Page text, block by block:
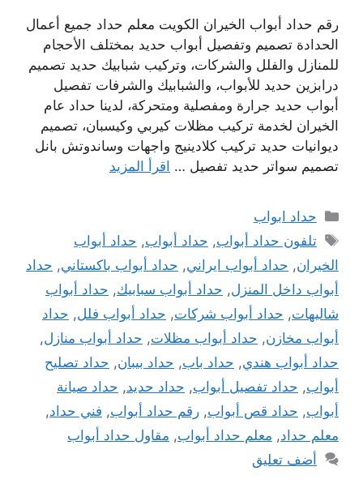
رقم حداد أبواب الخيران الكويت معلم حداد جميع أعمال
الحدادة تصميم وتفصيل أبواب حديد بمختلف الأحجام
للمنازل والفلل والشركات، وتركيب شبابيك حديد تصميم
درابزين حديد للأبواب، والشبابيك والشرفات تفصيل
أبواب حديد جرارة ومفصلية ومتحركة، لدينا حداد عام
الخيران لخدمة تركيب مظلات كيربي وكيسبان، تصميم
ديوانيات حديد تركيب كلادينيج واجهات وساندوتش بانل
تصميم سواتر حديد تفصيل … اقرأ المزيد
التصنيفات
حداد ابواب
الوسوم
تلفون حداد أبواب, حداد أبواب, حداد أبواب
الخيران, حداد أبواب ايراني, حداد أبواب باكستاني, حداد
أبواب داخل المنزل, حداد أبواب سبابيك, حداد أبواب
شاليهات, حداد أبواب شركات, حداد أبواب فلل, حداد
أبواب مخازن, حداد أبواب مظلات, حداد أبواب منازل,
حداد أبواب هندي, حداد باب, حداد بيبان, حداد تصليح
أبواب, حداد تفصيل أبواب, حداد حديد, حداد صيانة
أبواب, حداد قص أبواب, رقم حداد أبواب, فني حداد,
معلم حداد, معلم حداد أبواب, مقاول حداد أبواب
أضف تعليق